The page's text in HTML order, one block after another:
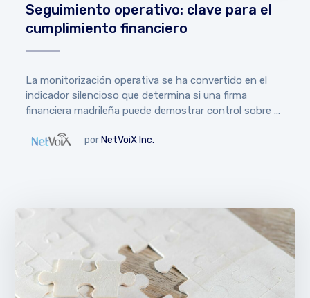
Seguimiento operativo: clave para el
cumplimiento financiero
La monitorización operativa se ha convertido en el
indicador silencioso que determina si una firma
financiera madrileña puede demostrar control sobre ...
por NetVoiX Inc.